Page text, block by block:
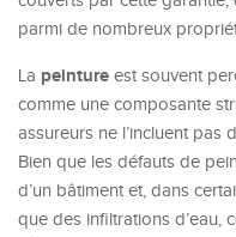
parmi de nombreux
La peinture est souvent
comme une composante
assureurs ne l’incluent pas
Bien que les défauts de
d’un bâtiment et, dans
que des infiltrations d’eau,